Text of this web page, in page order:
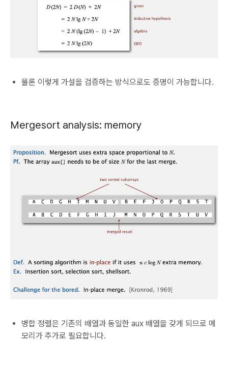
물론 이렇게 가설을 검증하는 방식으로도 증명이 가능합니다.
Mergesort analysis: memory
병합 정렬은 기존의 배열과 동일한 aux 배열을 갖게 되므로 메
모리가 추가로 필요합니다.